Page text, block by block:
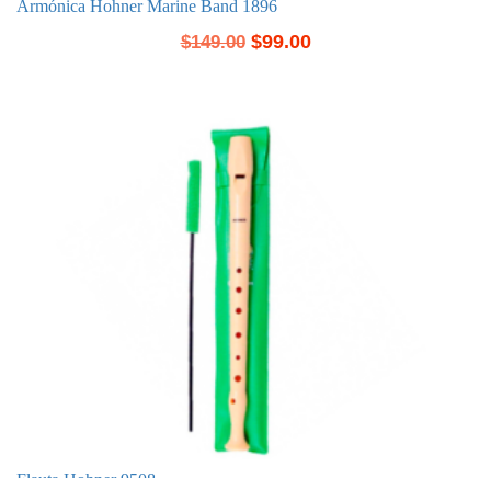
Armónica Hohner Marine Band 1896
$149.00 $99.00